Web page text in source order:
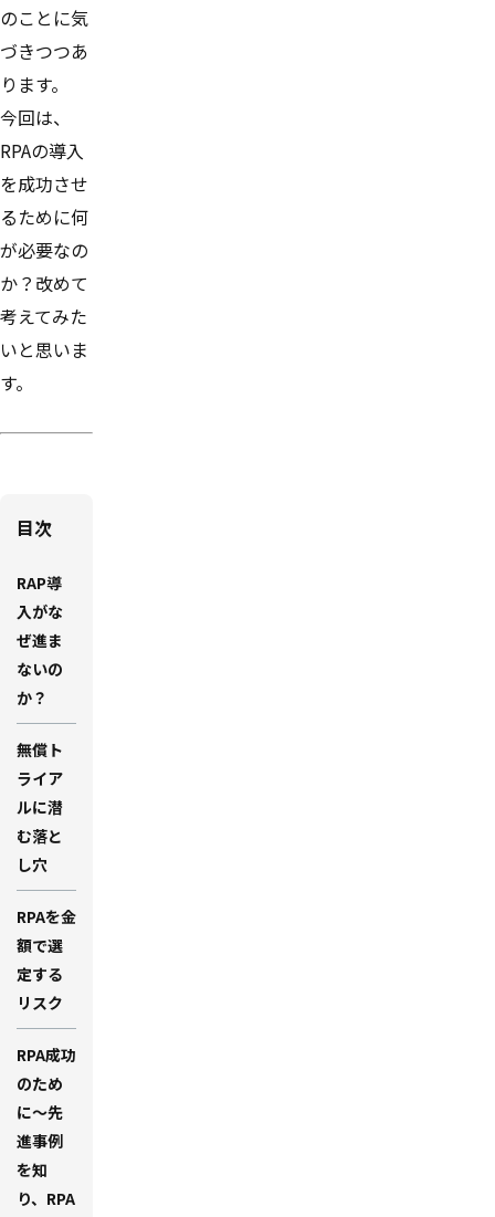
のことに気
づきつつあ
ります。
今回は、
RPAの導入
を成功させ
るために何
が必要なの
か？改めて
考えてみた
いと思いま
す。
目次
RAP導
入がな
ぜ進ま
ないの
か？
無償ト
ライア
ルに潜
む落と
し穴
RPAを金
額で選
定する
リスク
RPA成功
のため
に～先
進事例
を知
り、RPA